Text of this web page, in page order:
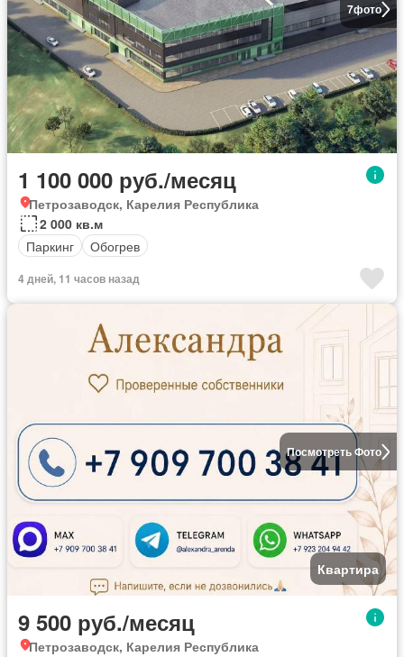
7фото
1 100 000 руб./месяц
Петрозаводск, Карелия Республика
2 000 кв.м
Паркинг
Обогрев
4 дней, 11 часов назад
Посмотреть Фото
Квартира
9 500 руб./месяц
Петрозаводск, Карелия Республика